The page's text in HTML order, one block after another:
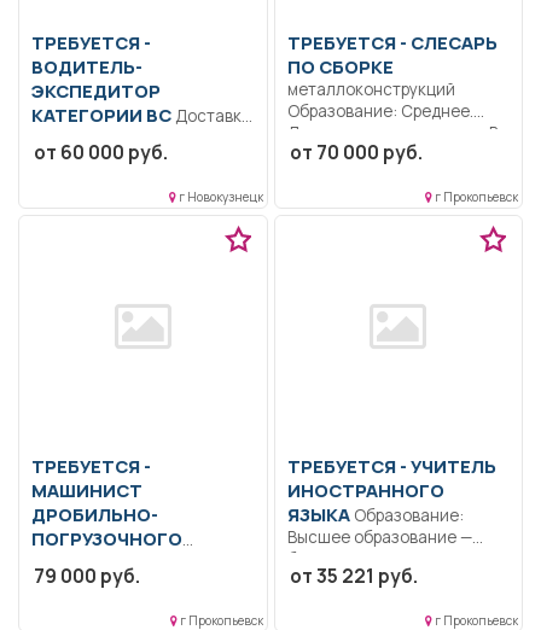
ТРЕБУЕТСЯ -
ВОДИТЕЛЬ-
ЭКСПЕДИТОР
КАТЕГОРИИ ВС
(металл, пиломатериал) по
от 60 000 руб.
г Новокузнецк
ТРЕБУЕТСЯ - СЛЕСАРЬ
ПО СБОРКЕ
металлоконструкций
Образование: Среднее.
Дисциплинированность.. В
соответствии с
от 70 000 руб.
г Прокопьевск
ТРЕБУЕТСЯ -
МАШИНИСТ
ДРОБИЛЬНО-
ПОГРУЗОЧНОГО
Осуществлять
дробление и сортировку
79 000 руб.
г Прокопьевск
ТРЕБУЕТСЯ - УЧИТЕЛЬ
ИНОСТРАННОГО
ЯЗЫКАОбразование:
Высшее образование —
бакалавриат..
Придерживаться языковой
от 35 221 руб.
г Прокопьевск